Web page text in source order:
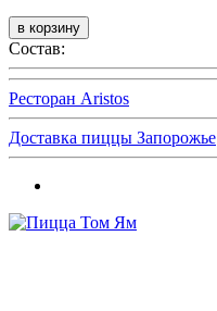
Состав:
Ресторан Aristos
Доставка пиццы Запорожье